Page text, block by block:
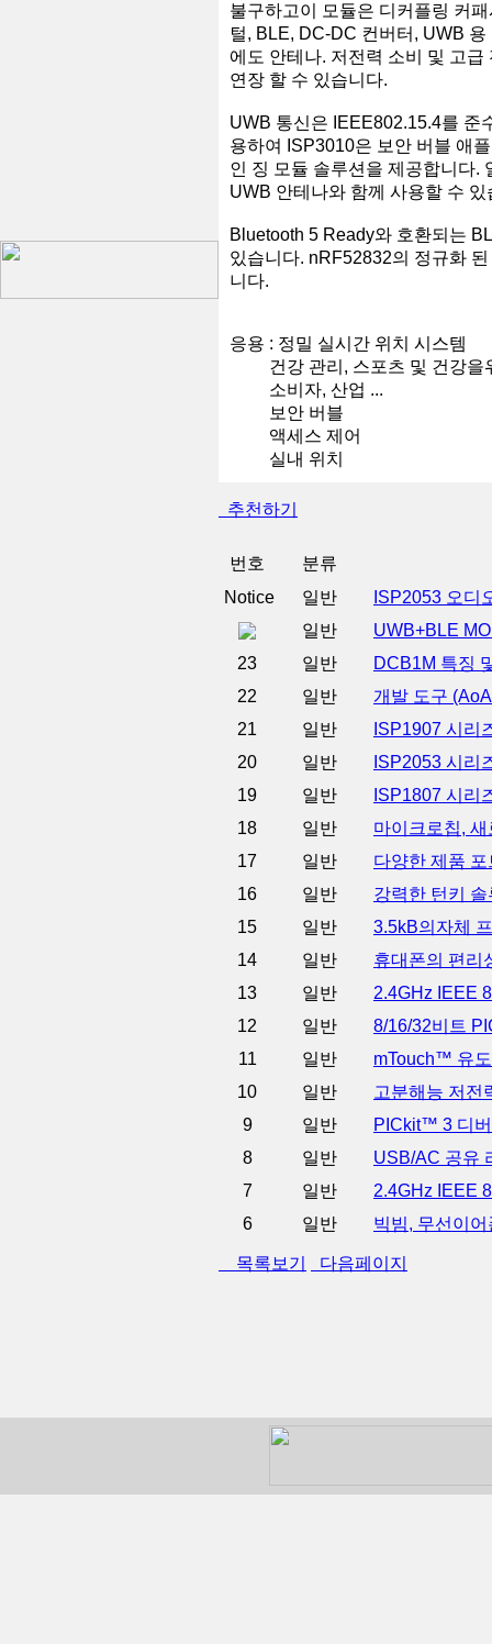
불구하고이 모듈은 디커플링 커
털, BLE, DC-DC 컨버터, UWB
에도 안테나. 저전력 소비 및 고
연장 할 수 있습니다.
UWB 통신은 IEEE802.15.4를 준
용하여 ISP3010은 보안 버블 애
인 징 모듈 솔루션을 제공합니다.
UWB 안테나와 함께 사용할 수 있
Bluetooth 5 Ready와 호환되는
있습니다. nRF52832의 정규화
니다.
응용 : 정밀 실시간 위치 시스템
건강 관리, 스포츠 및 건강을
소비자, 산업 ...
보안 버블
액세스 제어
실내 위치
추천하기
번호
분류
Notice
일반
ISP2053 오디
일반
UWB+BLE
23
일반
DCB1M 특징
22
일반
개발 도구
21
일반
ISP1907 시리
20
일반
ISP2053 시리
19
일반
ISP1807 시리
18
일반
마이크로칩,
17
일반
다양한 제품
16
일반
강력한 턴키
15
일반
3.5kB의자체
14
일반
휴대폰의 편리
13
일반
2.4GHz IEEE
12
일반
8/16/32비트
11
일반
mTouch™ 유
10
일반
고분해능 저전
9
일반
PICkit™ 3 디
8
일반
USB/AC 공유
7
일반
2.4GHz IEEE
6
일반 빅빔, 무선이어
목록보기 다음페이지